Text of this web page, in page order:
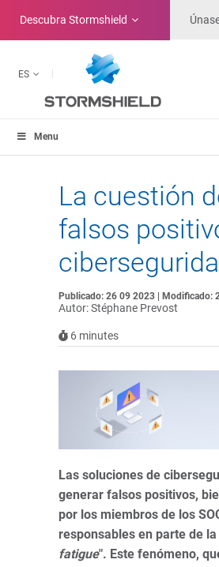
Descubra Stormshield
ES
Menu
La cuestión
falsos
Publicado: 26 09 2023 | Modificado:
Autor: Stéphane Prevost
6 minutes
Las soluciones de
generar falsos positivos,
por los miembros de los
responsables en parte de la
fatigue". Este fenómeno,